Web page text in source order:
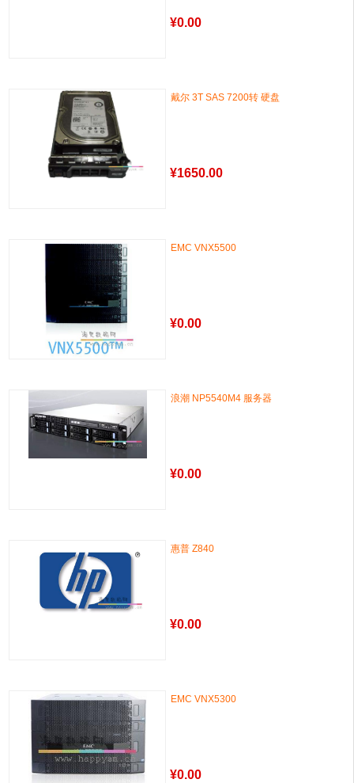
¥0.00
戴尔 3T SAS 7200转 硬盘
¥1650.00
EMC VNX5500
¥0.00
浪潮 NP5540M4 服务器
¥0.00
惠普 Z840
¥0.00
EMC VNX5300
¥0.00